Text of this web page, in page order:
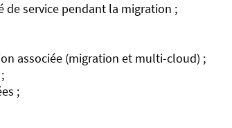
de service pendant la migration ;
associée (migration et multi-cloud) ;
;